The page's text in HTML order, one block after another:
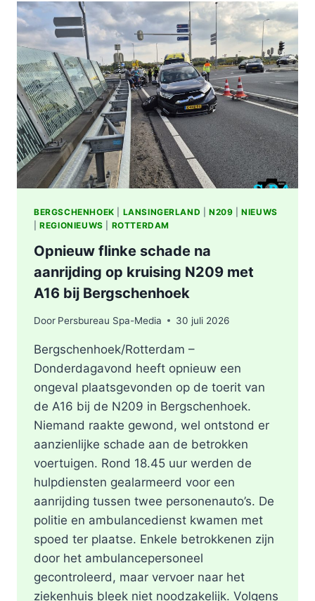
BERGSCHENHOEK LANSINGERLAND |N209 |NIEUWS
|REGIONIEUWS ROTTERDAM
Opnieuw flinke schade na
aanrijding op kruising N209 met
A16 bij Bergschenhoek
Door Persbureau Spa-Media 30 juli 2026
Bergschenhoek/Rotterdam –
Donderdagavond heeft opnieuw een
ongeval plaatsgevonden op de toerit van
de A16 bij de N209 in Bergschenhoek.
Niemand raakte gewond, wel ontstond er
aanzienlijke schade aan de betrokken
voertuigen. Rond 18.45 uur werden de
hulpdiensten gealarmeerd voor een
aanrijding tussen twee personenauto’s. De
politie en ambulancedienst kwamen met
spoed ter plaatse. Enkele betrokkenen zijn
door het ambulancepersoneel
gecontroleerd, maar vervoer naar het
ziekenhuis bleek niet noodzakelijk. Volgens